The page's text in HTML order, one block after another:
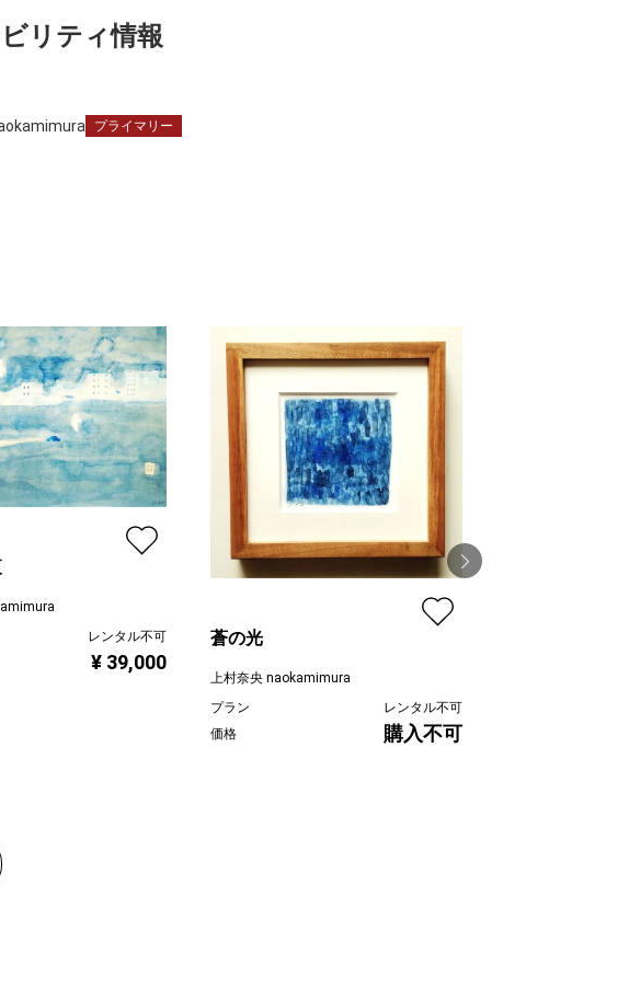
リティ情報
プライマリー
レンタル不可
¥ 39,000
蒼の光
上村奈央 naokamimura
プラン
レンタル不可
価格
購入不可